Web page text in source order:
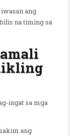
ang
na timing sa
ingat sa mga
ang